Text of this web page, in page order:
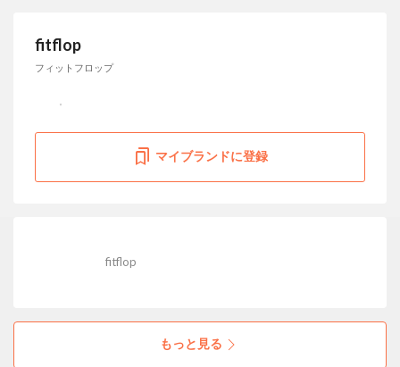
fitflop
フィットフロップ
マイブランドに登録
fitflop
もっと見る